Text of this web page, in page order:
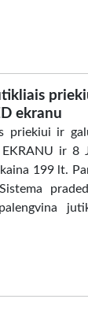
ekranu
priekiui ir
EKRANU ir
199 lt.